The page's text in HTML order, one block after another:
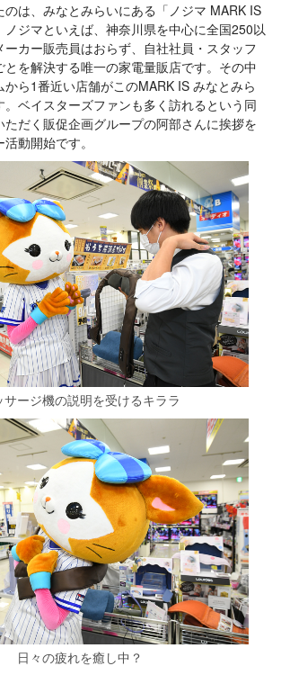
は、みなとみらいにある「ノジマ MARK IS
ジマといえば、神奈川県を中心に全国250以
カー販売員はおらず、自社社員・スタッフ
を解決する唯一の家電量販店です。その中
ら1番近い店舗がこのMARK IS みなとみら
。ベイスターズファンも多く訪れるという同
ただく販促企画グループの阿部さんに挨拶を
動開始です。
サージ機の説明を受けるキララ
日々の疲れを癒し中？